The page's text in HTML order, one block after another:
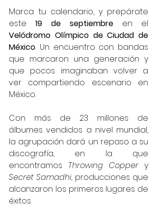
Marca tu calendario, y prepárate
este 19 de septiembre
Velódromo Olímpico de Ciudad de
México. Un encuentro con bandas
que marcaron una generación y
que pocos imaginaban volver a
ver compartiendo escenario en
México.
Con más de 23 millones de
álbumes vendidos a nivel mundial,
la agrupación dará un repaso a su
discografía, en la que
encontramos Throwing Copper
Secret Samadhi, producciones que
alcanzaron los primeros lugares de
éxitos.